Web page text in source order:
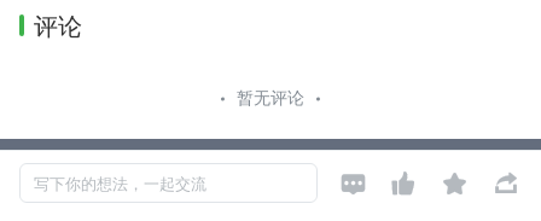
评论
暂无评论
写下你的想法，一起交流    
Copyright © 2026, Geekbang Technology Ltd. All rights reserved. 极客邦控
股（北京）有限公司